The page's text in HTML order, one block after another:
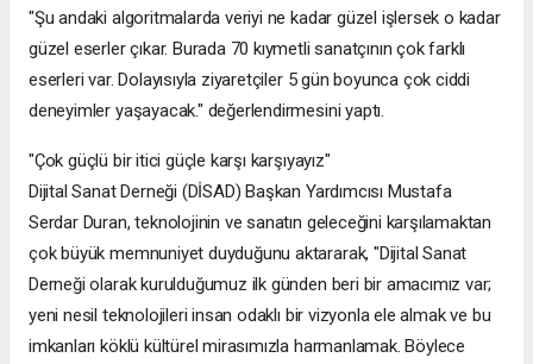
"Şu andaki algoritmalarda veriyi ne kadar güzel işlersek o kadar
güzel eserler çıkar. Burada 70 kıymetli sanatçının çok farklı
eserleri var. Dolayısıyla ziyaretçiler 5 gün boyunca çok ciddi
deneyimler yaşayacak." değerlendirmesini yaptı.
"Çok güçlü bir itici güçle karşı karşıyayız"
Dijital Sanat Derneği (DİSAD) Başkan Yardımcısı Mustafa
Serdar Duran, teknolojinin ve sanatın geleceğini karşılamaktan
çok büyük memnuniyet duyduğunu aktararak, "Dijital Sanat
Derneği olarak kurulduğumuz ilk günden beri bir amacımız var;
yeni nesil teknolojileri insan odaklı bir vizyonla ele almak ve bu
imkanları köklü kültürel mirasımızla harmanlamak. Böylece